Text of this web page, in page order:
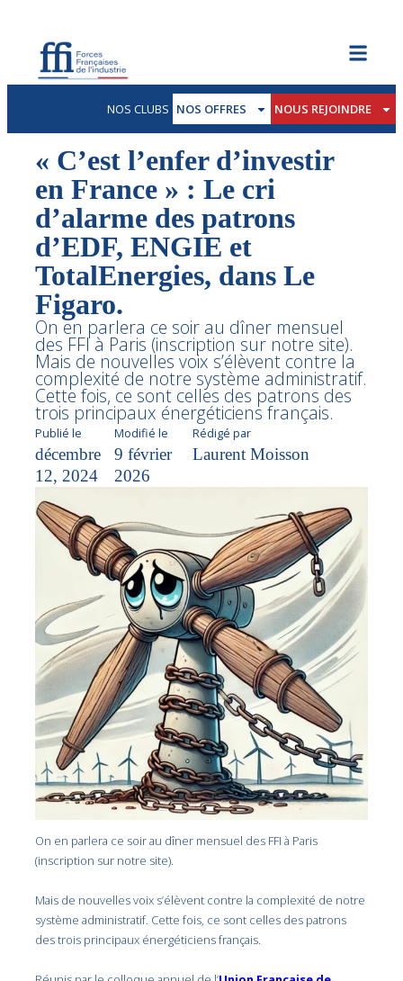
NOS CLUBS NOS OFFRES NOUS REJOINDRE
« C’est l’enfer d’investir
en France » : Le cri
d’alarme des patrons
d’EDF, ENGIE et
TotalEnergies, dans Le
Figaro.
On en parlera ce soir au dîner mensuel
des FFI à Paris (inscription sur notre site).
Mais de nouvelles voix s’élèvent contre la
complexité de notre système administratif.
Cette fois, ce sont celles des patrons des
trois principaux énergéticiens français.
Publié le
décembre
12, 2024
Modifié le
9 février
2026
Rédigé par
Laurent Moisson
On en parlera ce soir au dîner mensuel des FFI à Paris
(inscription sur notre site).
Mais de nouvelles voix s’élèvent contre la complexité de notre
système administratif. Cette fois, ce sont celles des patrons
des trois principaux énergéticiens français.